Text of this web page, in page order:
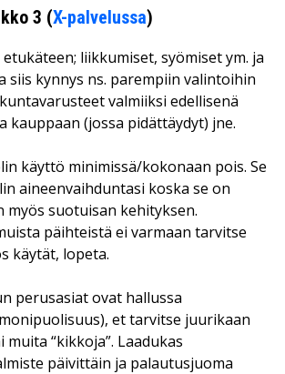
3 (X-palvelussa)
liikkumiset, syömiset ym. ja
siis kynnys ns. parempiin valintoihin
valmiiksi edellisenä
kauppaan (jossa pidättäydyt) jne.
käyttö minimissä/kokonaan pois. Se
aineenvaihduntasi koska se on
myös suotuisan kehityksen.
päihteistä ei varmaan tarvitse
käytät, lopeta.
perusasiat ovat hallussa
et tarvitse juurikaan
“kikkoja”. Laadukas
päivittäin ja palautusjuoma